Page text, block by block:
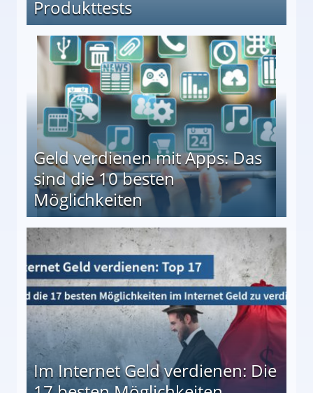
Produkttests
↻ Täglich neue Produkttests
Geld verdienen mit Apps: Das
sind die 10 besten
Möglichkeiten
besten Möglichkeiten
Im Internet Geld verdienen: Die